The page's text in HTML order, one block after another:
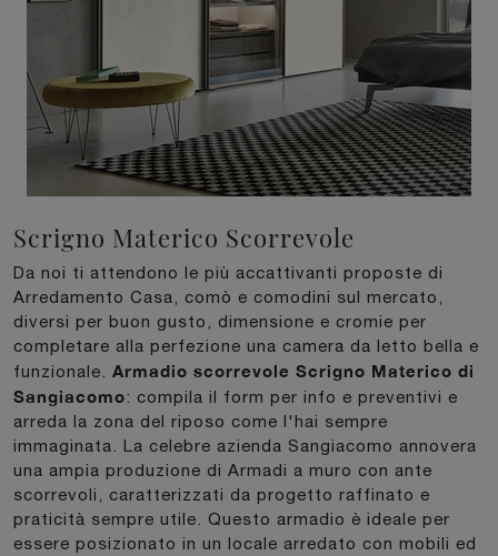
Scrigno Materico Scorrevole
Da noi ti attendono le più accattivanti proposte di
Arredamento Casa, comò e comodini sul mercato,
diversi per buon gusto, dimensione e cromie per
completare alla perfezione una camera da letto bella e
funzionale. Armadio scorrevole Scrigno Materico di
Sangiacomo: compila il form per info e preventivi e
arreda la zona del riposo come l'hai sempre
immaginata. La celebre azienda Sangiacomo annovera
una ampia produzione di Armadi a muro con ante
scorrevoli, caratterizzati da progetto raffinato e
praticità sempre utile. Questo armadio è ideale per
essere posizionato in un locale arredato con mobili ed